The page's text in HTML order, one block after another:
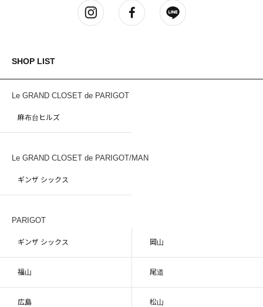
SHOP LIST
Le GRAND CLOSET de PARIGOT
麻布台ヒルズ
Le GRAND CLOSET de PARIGOT/MAN
ギンザ シックス
PARIGOT
ギンザ シックス 岡山
福山 尾道
広島 松山